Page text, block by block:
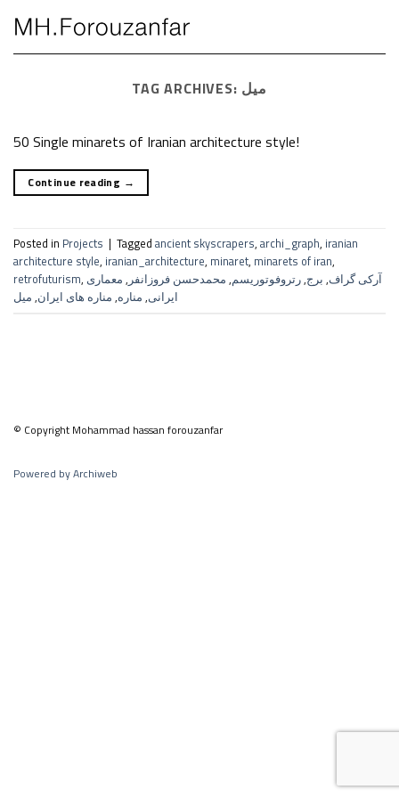
content
TAG ARCHIVES: میل
50 Single minarets of Iranian architecture style!
Continue reading →
Posted in Projects | Tagged ancient skyscrapers, archi_graph, iranian
architecture style, iranian_architecture, minaret, minarets of iran,
retrofuturism, آرکی گراف, برج,رتروفوتوریسم, محمدحسن فروزانفر , معماری
ایرانی, مناره, مناره های ایران, میل
© Copyright Mohammad hassan forouzanfar
Powered by Archiweb